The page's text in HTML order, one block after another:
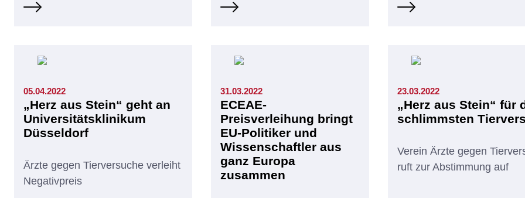
05.04.2022
„Herz aus Stein“ geht an
Universitätsklinikum
Düsseldorf
Ärzte gegen Tierversuche verleiht
Negativpreis
31.03.2022
ECEAE-
Preisverleihung bringt
EU-Politiker und
Wissenschaftler aus
ganz Europa
zusammen
23.03.2022
„Herz aus Stein“ für
schlimmsten
Verein Ärzte gegen
ruft zur Abstimmung auf